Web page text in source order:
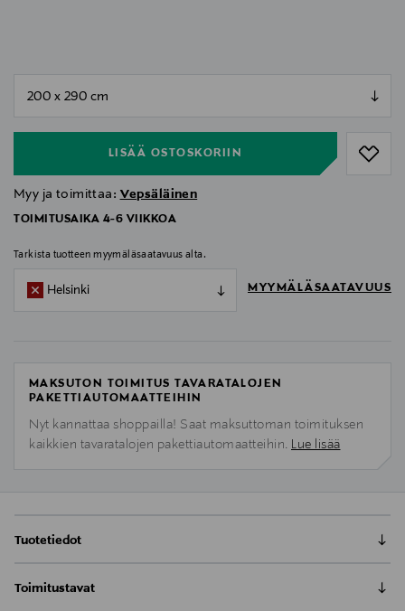
LISÄÄ OSTOSKORIIN
Myy ja toimittaa: Vepsäläinen
TOIMITUSAIKA 4-6 VIIKKOA
Tarkista tuotteen myymäläsaatavuus alta.
Helsinki MYYMÄLÄSAATAVUUS
MAKSUTON TOIMITUS TAVARATALOJEN
PAKETTIAUTOMAATTEIHIN
Nyt kannattaa shoppailla! Saat maksuttoman toimituksen
kaikkien tavaratalojen pakettiautomaatteihin. Lue lisää
Tuotetiedot
minimalistinen nukkamatto, joka tuo pehmeyttä ja
Toimitustavat